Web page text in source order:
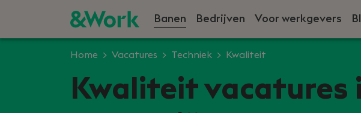
Banen Bedrijven Voor werkgevers
Home Vacatures Techniek Kwaliteit
Kwaliteit vacatures